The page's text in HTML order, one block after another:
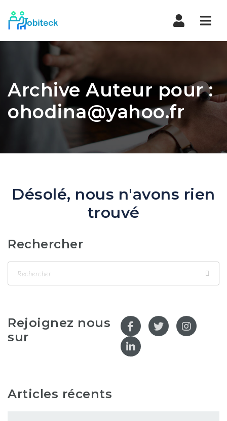
Archive Auteur pour :
ohodina@yahoo.fr
Désolé, nous n'avons rien
trouvé
Rechercher
Rejoignez nous
sur
Articles récents